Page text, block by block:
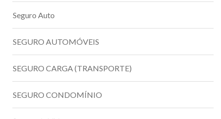
Seguro Auto
SEGURO AUTOMÓVEIS
SEGURO CARGA (TRANSPORTE)
SEGURO CONDOMÍNIO